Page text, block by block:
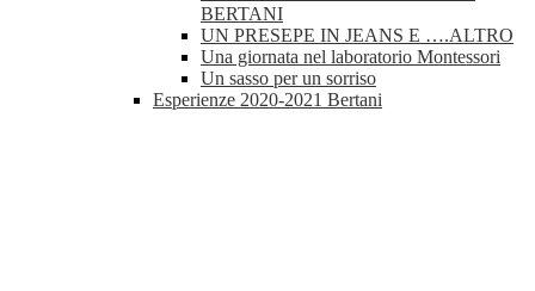
BERTANI
UN PRESEPE IN JEANS E ….ALTRO
Una giornata nel laboratorio Montessori
Un sasso per un sorriso
Esperienze 2020-2021 Bertani